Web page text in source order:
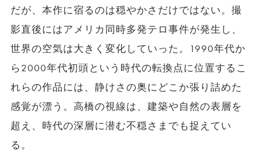
だが、本作に宿るのは穏やかさだけではない。撮
影直後にはアメリカ同時多発テロ事件が発生し、
世界の空気は大きく変化していった。1990年代か
ら2000年代初頭という時代の転換点に位置するこ
れらの作品には、静けさの奥にどこか張り詰めた
感覚が漂う。高橋の視線は、建築や自然の表層を
超え、時代の深層に潜む不穏さまでも捉えてい
る。